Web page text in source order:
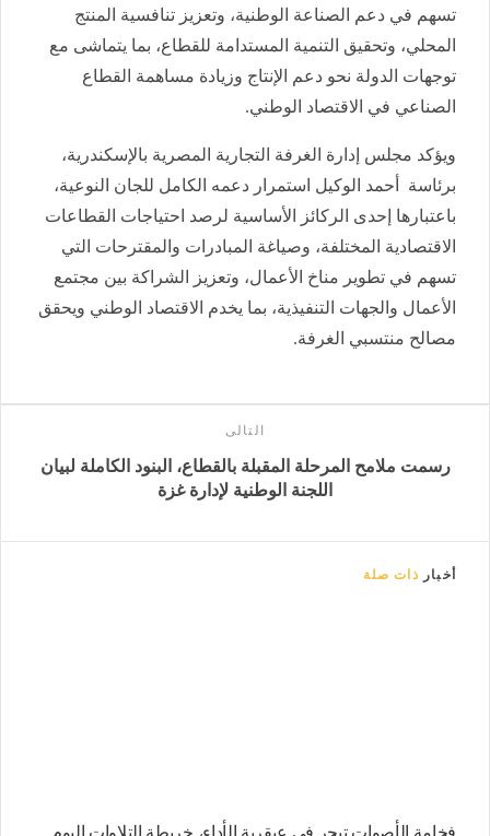
تسهم في دعم الصناعة الوطنية، وتعزيز تنافسية المنتج
المحلي، وتحقيق التنمية المستدامة للقطاع، بما يتماشى مع
توجهات الدولة نحو دعم الإنتاج وزيادة مساهمة القطاع
الصناعي في الاقتصاد الوطني.
ويؤكد مجلس إدارة الغرفة التجارية المصرية بالإسكندرية،
برئاسة أحمد الوكيل استمرار دعمه الكامل للجان النوعية،
باعتبارها إحدى الركائز الأساسية لرصد احتياجات القطاعات
الاقتصادية المختلفة، وصياغة المبادرات والمقترحات التي
تسهم في تطوير مناخ الأعمال، وتعزيز الشراكة بين مجتمع
الأعمال والجهات التنفيذية، بما يخدم الاقتصاد الوطني ويحقق
مصالح منتسبي الغرفة.
التالى
رسمت ملامح المرحلة المقبلة بالقطاع، البنود الكاملة لبيان
اللجنة الوطنية لإدارة غزة
أخبار ذات صلة
فخامة الأصوات تبحر في عبقرية الأداء، خريطة التلاوات اليوم